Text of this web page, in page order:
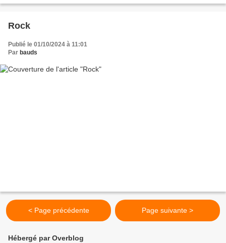
Rock
Publié le 01/10/2024 à 11:01
Par bauds
< Page précédente Page suivante >
Hébergé par Overblog